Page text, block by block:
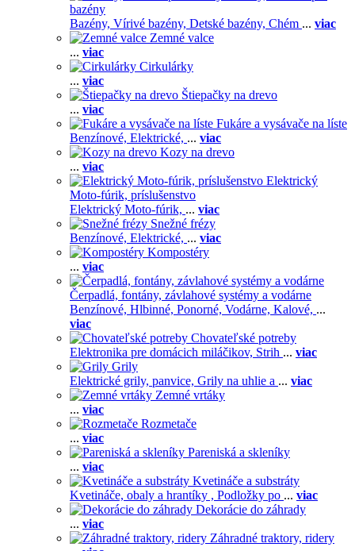
bazény
Bazény, Vírivé bazény, Detské bazény, Chém ... viac
Zemné valce
... viac
Cirkulárky
... viac
Štiepačky na drevo
... viac
Fukáre a vysávače na líste
Benzínové, Elektrické, ... viac
Kozy na drevo
... viac
Elektrický
Moto-fúrik, príslušenstvo
Elektrický Moto-fúrik, ... viac
Snežné frézy
Benzínové, Elektrické, ... viac
Kompostéry
... viac
Čerpadlá, fontány, závlahové systémy a vodárne
Benzínové, Hlbinné, Ponorné, Vodárne, Kalové, ...
viac
Chovateľské potreby
Elektronika pre domácich miláčikov, Strih ... viac
Grily
Elektrické grily, panvice, Grily na uhlie a ... viac
Zemné vrtáky
... viac
Rozmetače
... viac
Pareniská a skleníky
... viac
Kvetináče a substráty
Kvetináče, obaly a hrantíky , Podložky po ... viac
Dekorácie do záhrady
... viac
Záhradné traktory, ridery